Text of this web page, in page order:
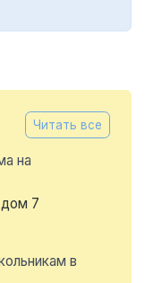
Читать все
на
7
в